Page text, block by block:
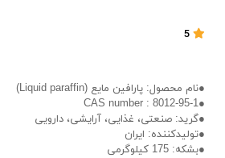
●نام محصول: پارافین مایع (Liquid paraffin)
●8012-95-1 : CAS number
●گرید: صنعتی، غذایی، آرایشی، دارویی
●تولیدکننده: ایران
●بشکه: 175 کیلوگرمی